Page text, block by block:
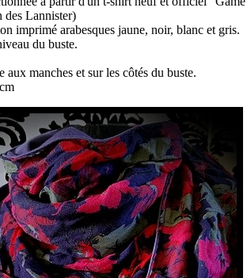
Lannister)
imprimé arabesques jaune, noir, blanc et gris.
du buste.
manches et sur les côtés du buste.